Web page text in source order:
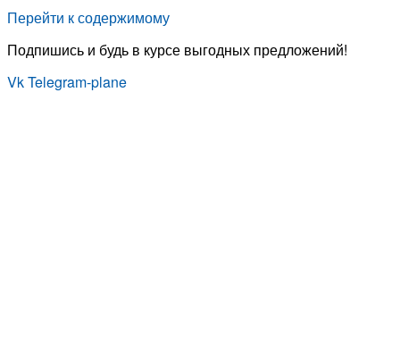
Перейти к содержимому
Подпишись и будь в курсе выгодных предложений!
VkTelegram-plane